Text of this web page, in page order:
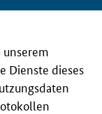
unserem
Dienste dieses